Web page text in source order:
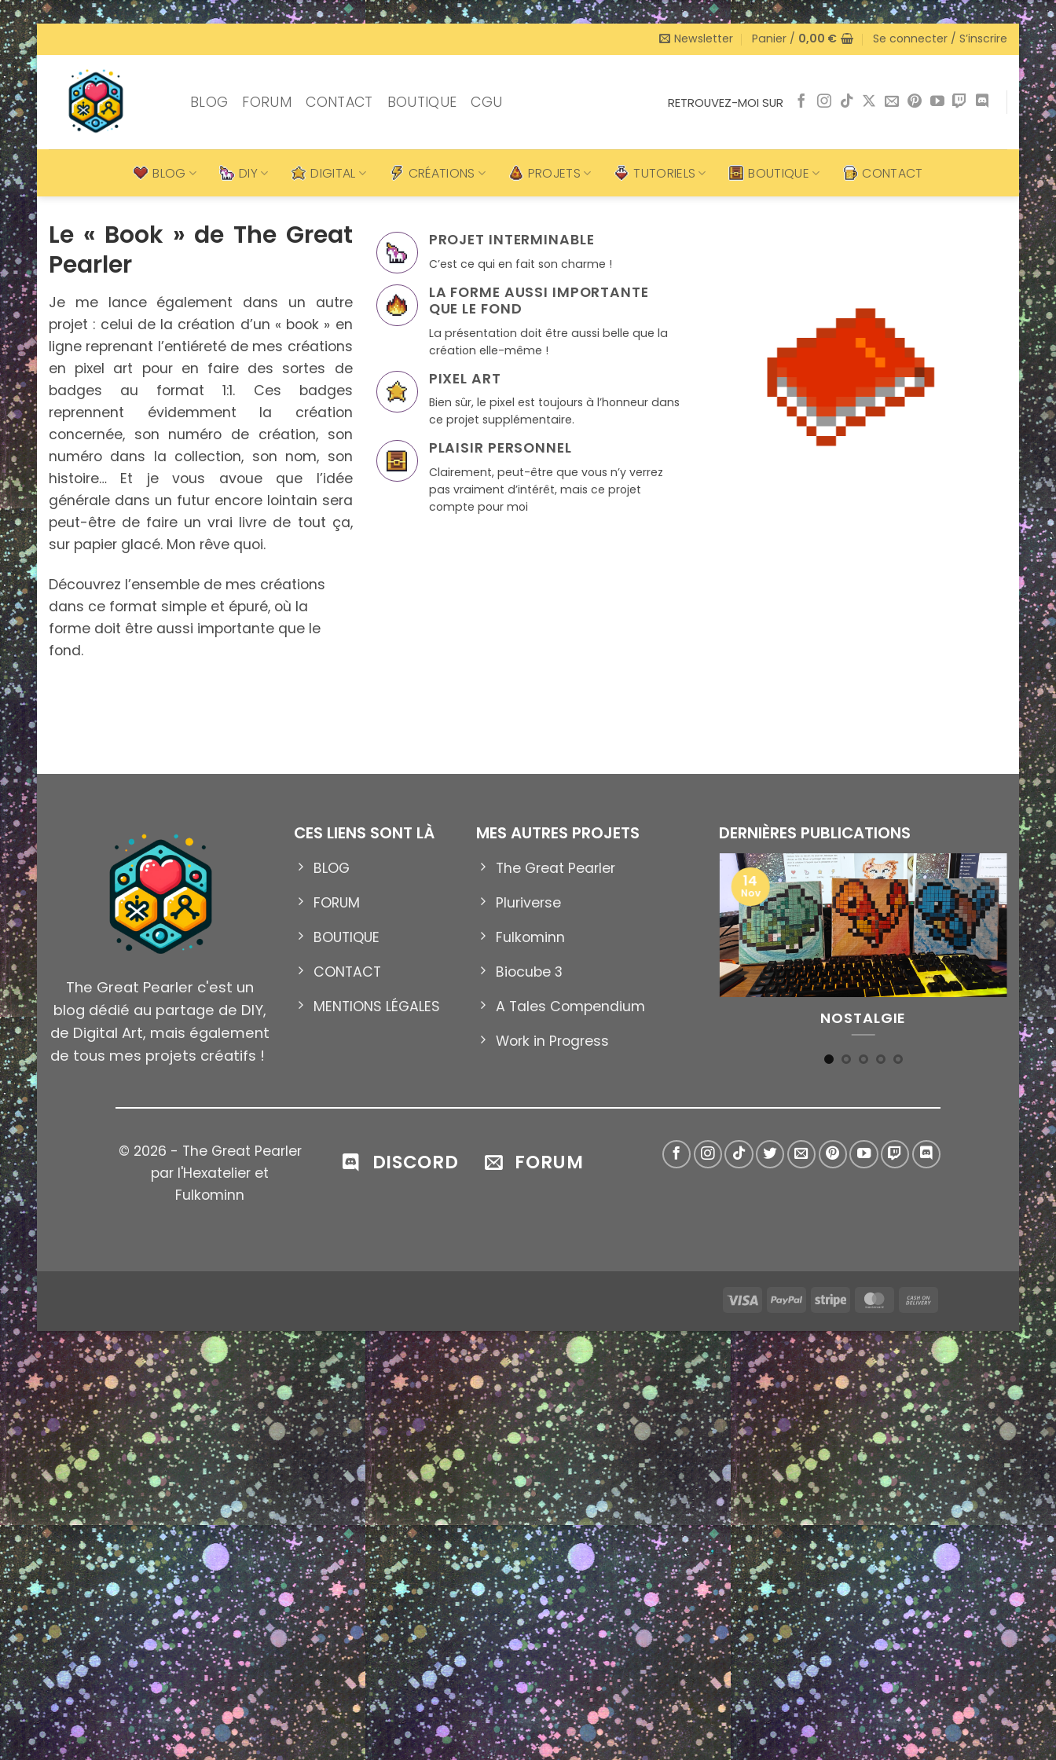
Passer
au
contenu
Newsletter Panier / 0,00 € Se connecter / S’inscrire
BLOG FORUM CONTACT BOUTIQUE CGU RETROUVEZ-MOI SUR
BLOG DIY DIGITAL CRÉATIONS PROJETS TUTORIELS BOUTIQUE CONTACT
Le « Book » de The Great
Pearler
Je me lance également dans un autre
projet : celui de la création d’un « book » en
ligne reprenant l’entiéreté de mes créations
en pixel art pour en faire des sortes de
badges au format 1:1. Ces badges
reprennent évidemment la création
concernée, son numéro de création, son
numéro dans la collection, son nom, son
histoire… Et je vous avoue que l’idée
générale dans un futur encore lointain sera
peut-être de faire un vrai livre de tout ça,
sur papier glacé. Mon rêve quoi.
Découvrez l’ensemble de mes créations
dans ce format simple et épuré, où la
forme doit être aussi importante que le
fond.
PROJET INTERMINABLE
C’est ce qui en fait son charme !
LA FORME AUSSI IMPORTANTE
QUE LE FOND
La présentation doit être aussi belle que la
création elle-même !
PIXEL ART
Bien sûr, le pixel est toujours à l’honneur dans
ce projet supplémentaire.
PLAISIR PERSONNEL
Clairement, peut-être que vous n’y verrez
pas vraiment d’intérêt, mais ce projet
compte pour moi
The Great Pearler c'est un
blog dédié au partage de DIY,
de Digital Art, mais également
de tous mes projets créatifs !
CES LIENS SONT LÀ
BLOG
FORUM
BOUTIQUE
CONTACT
MENTIONS LÉGALES
MES AUTRES PROJETS
The Great Pearler
Pluriverse
Fulkominn
Biocube 3
A Tales Compendium
Work in Progress
DERNIÈRES PUBLICATIONS
NOSTALGIE
14
Nov
– GOTTA
ALL
004 – SALAMÈCHE – GOTTA
STICK’EM ALL
13
Nov
DES NUAGES BULLES
© 2026 - The Great Pearler
par l'Hexatelier et
Fulkominn
DISCORD FORUM
Visa PayPalStripe MasterCard
Delivery